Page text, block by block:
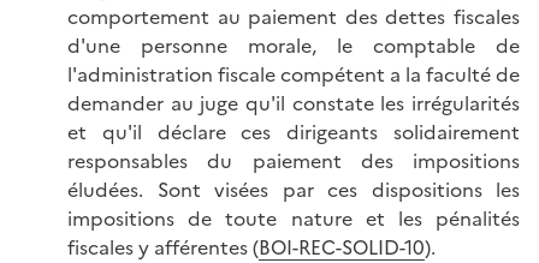
comportement au paiement des dettes fiscales
d'une personne morale, le comptable de
l'administration fiscale compétent a la faculté de
demander au juge qu'il constate les irrégularités
et qu'il déclare ces dirigeants solidairement
responsables du paiement des impositions
éludées. Sont visées par ces dispositions les
impositions de toute nature et les pénalités
fiscales y afférentes (BOI-REC-SOLID-10).